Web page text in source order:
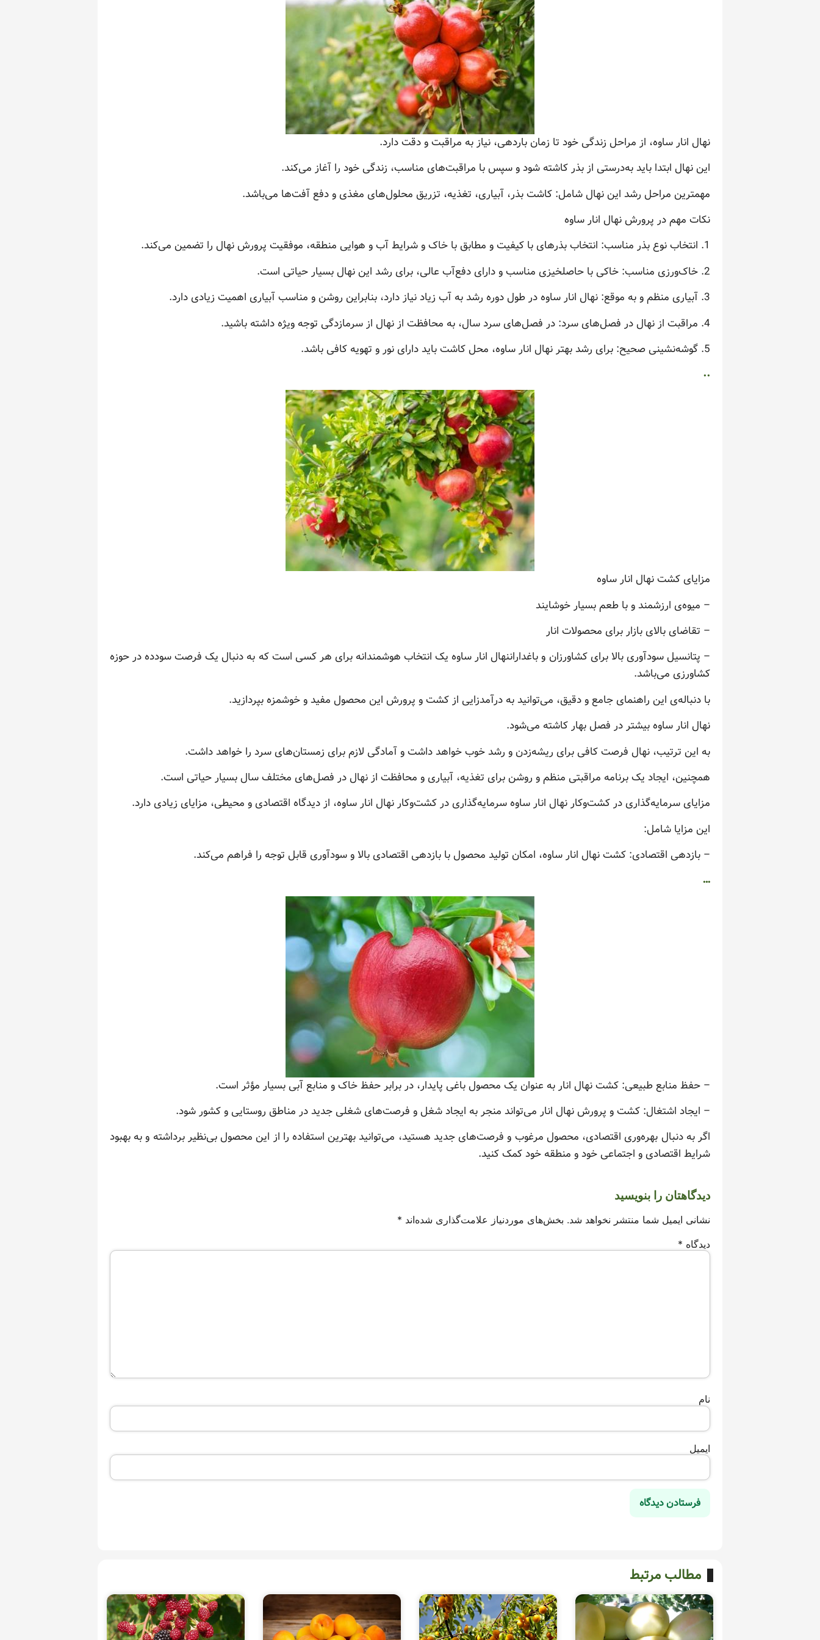
نهال انار ساوه، از مراحل زندگی خود تا زمان باردهی، نیاز به مراقبت و دقت دارد.
این نهال ابتدا باید به‌درستی از بذر کاشته شود و سپس با مراقبت‌های مناسب، زندگی خود را آغاز می‌کند.
مهمترین مراحل رشد این نهال شامل: کاشت بذر، آبیاری، تغذیه، تزریق محلول‌های مغذی و دفع آفت‌ها می‌باشد.
نکات مهم در پرورش نهال انار ساوه
1. انتخاب نوع بذر مناسب: انتخاب بذرهای با کیفیت و مطابق با خاک و شرایط آب و هوایی منطقه، موفقیت پرورش نهال را تضمین می‌کند.
2. خاک‌ورزی مناسب: خاکی با حاصلخیزی مناسب و دارای دفع‌آب عالی، برای رشد این نهال بسیار حیاتی است.
3. آبیاری منظم و به موقع: نهال انار ساوه در طول دوره رشد به آب زیاد نیاز دارد، بنابراین روشن و مناسب آبیاری اهمیت زیادی دارد.
4. مراقبت از نهال در فصل‌های سرد: در فصل‌های سرد سال، به محافظت از نهال از سرمازدگی توجه ویژه داشته باشید.
5. گوشه‌نشینی صحیح: برای رشد بهتر نهال انار ساوه، محل کاشت باید دارای نور و تهویه کافی باشد.
..
مزایای کشت نهال انار ساوه
– میوه‌ی ارزشمند و با طعم بسیار خوشایند
– تقاضای بالای بازار برای محصولات انار
– پتانسیل سودآوری بالا برای کشاورزان و باغداراننهال انار ساوه یک انتخاب هوشمندانه برای هر کسی است که به دنبال یک فرصت سودده در حوزه
کشاورزی می‌باشد.
با دنباله‌ی این راهنمای جامع و دقیق، می‌توانید به درآمدزایی از کشت و پرورش این محصول مفید و خوشمزه بپردازید.
نهال انار ساوه بیشتر در فصل بهار کاشته می‌شود.
به این ترتیب، نهال فرصت کافی برای ریشه‌زدن و رشد خوب خواهد داشت و آمادگی لازم برای زمستان‌های سرد را خواهد داشت.
همچنین، ایجاد یک برنامه مراقبتی منظم و روشن برای تغذیه، آبیاری و محافظت از نهال در فصل‌های مختلف سال بسیار حیاتی است.
مزایای سرمایه‌گذاری در کشت‌وکار نهال انار ساوه سرمایه‌گذاری در کشت‌وکار نهال انار ساوه، از دیدگاه اقتصادی و محیطی، مزایای زیادی دارد.
این مزایا شامل:
– بازدهی اقتصادی: کشت نهال انار ساوه، امکان تولید محصول با بازدهی اقتصادی بالا و سودآوری قابل توجه را فراهم می‌کند.
…
– حفظ منابع طبیعی: کشت نهال انار به عنوان یک محصول باغی پایدار، در برابر حفظ خاک و منابع آبی بسیار مؤثر است.
– ایجاد اشتغال: کشت و پرورش نهال انار می‌تواند منجر به ایجاد شغل و فرصت‌های شغلی جدید در مناطق روستایی و کشور شود.
اگر به دنبال بهره‌وری اقتصادی، محصول مرغوب و فرصت‌های جدید هستید، می‌توانید بهترین استفاده را از این محصول بی‌نظیر برداشته و به بهبود
شرایط اقتصادی و اجتماعی خود و منطقه خود کمک کنید.
دیدگاهتان را بنویسید
نشانی ایمیل شما منتشر نخواهد شد. بخش‌های موردنیاز علامت‌گذاری شده‌اند *
دیدگاه *
نام
ایمیل
مطالب مرتبط